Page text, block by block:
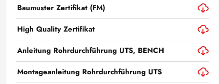
Baumuster Zertifikat (FM)
High Quality Zertifikat
Anleitung Rohrdurchführung UTS, BENCH
Montageanleitung Rohrdurchführung UTS